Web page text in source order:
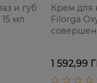
и губ
мл
Крем для
Filorga
1 592,99